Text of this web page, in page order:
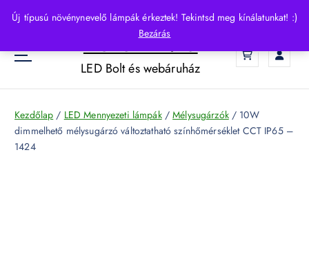
Új típusú növénynevelő lámpák érkeztek! Tekintsd meg kínálatunkat! :)
Bezárás
p
o
HelloLED.hu
LED Bolt és webáruház
Kezdőlap / LED Mennyezeti lámpák/Mélysugárzók/ 10W
dimmelhető mélysugárzó változtatható színhőmérséklet CCT IP65 –
1424